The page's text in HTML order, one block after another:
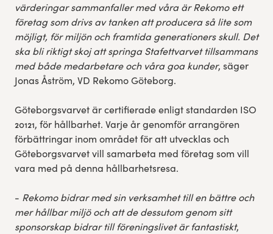
värderingar sammanfaller med våra är Rekomo ett
företag som drivs av tanken att producera så lite som
möjligt, för miljön och framtida generationers skull. Det
ska bli riktigt skoj att springa Stafettvarvet tillsammans
med både medarbetare och våra goa kunder, säger
Jonas Åström, VD Rekomo Göteborg.
Göteborgsvarvet är certifierade enligt standarden ISO
20121, för hållbarhet. Varje år genomför arrangören
förbättringar inom området för att utvecklas och
Göteborgsvarvet vill samarbeta med företag som vill
vara med på denna hållbarhetsresa.
- Rekomo bidrar med sin verksamhet till en bättre och
mer hållbar miljö och att de dessutom genom sitt
sponsorskap bidrar till föreningslivet är fantastiskt,